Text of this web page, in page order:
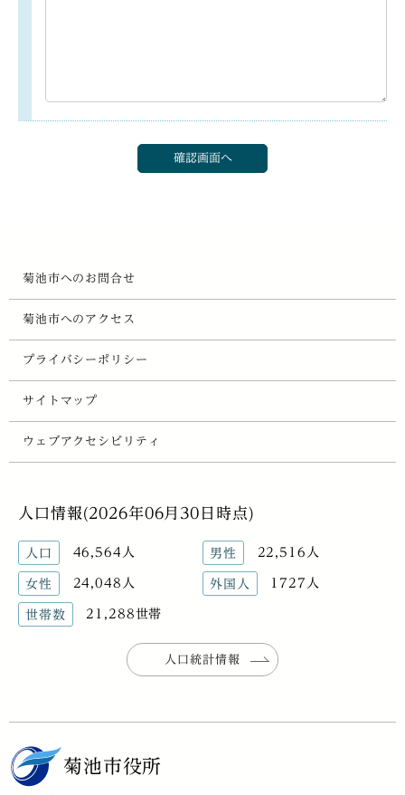
菊池市へのお問合せ
菊池市へのアクセス
プライバシーポリシー
サイトマップ
ウェブアクセシビリティ
人口情報(2026年06月30日時点)
人口 46,564人 男性 22,516人
女性 24,048人 外国人 1727人
世帯数 21,288世帯
人口統計情報
菊池市役所